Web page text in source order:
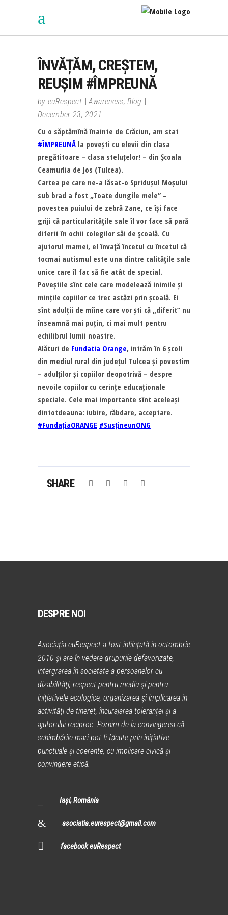
ÎNVĂȚĂM, CREȘTEM,
REUȘIM #ÎMPREUNĂ
by euRespect Awareness,Blog
December 23, 2021
Cu o săptămînă înainte de Crăciun, am stat
#ÎMPREUNĂ la povești cu elevii din clasa
pregătitoare – clasa steluțelor! – din Școala
Ceamurlia de Jos (Tulcea).
Cartea pe care ne-a lăsat-o Spridușul Moșului
sub brad a fost „Toate dungile mele” –
povestea puiului de zebră Zane, ce îşi face
griji că particularităţile sale îl vor face să pară
diferit în ochii colegilor săi de şcoală. Cu
ajutorul mamei, el învaţă încetul cu încetul că
tocmai autismul este una dintre calităţile sale
unice care îl fac să fie atât de special.
Poveștile sînt cele care modelează inimile și
mințile copiilor ce trec astăzi prin școală. Ei
sînt adulții de mîine care vor ști că „diferit” nu
înseamnă mai puțin, ci mai mult pentru
echilibrul lumii noastre.
Alături de Fundatia Orange, intrăm în 6 școli
din mediul rural din județul Tulcea și povestim
– adulților și copiilor deopotrivă – despre
nevoile copiilor cu cerințe educaționale
speciale. Cele mai importante sînt aceleași
dintotdeauna: iubire, răbdare, acceptare.
#FundațiaORANGE #SusțineunONG
SHARE
DESPRE NOI
Asociaţia euRespect a fost înfiinţată în octombrie
2010 și are în vedere grupurile defavorizate,
intergrarea în societate a persoanelor cu
dizabilităţi, respect pentru mediu şi pentru
iniţiativele ecologice, organizarea şi implicarea în
activităţi de tineret, încurajarea toleranţei şi a
ajutorului reciproc. Pornim de la convingerea că
schimbările mari pot fi făcute prin iniţiative
punctuale şi coerente, cu implicare civică şi
convingere etică.
Iași, România
asociatia.eurespect@gmail.com
facebook euRespect